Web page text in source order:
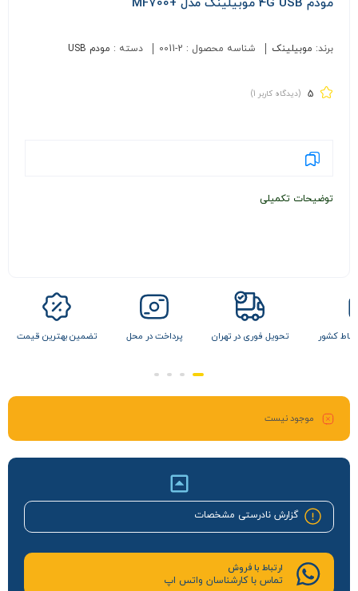
مودم 4G USB موبیلینک مدل +MF700
برند: موبیلینک شناسه محصول : 0011-2 دسته : مودم USB
5 (دیدگاه کاربر 1
)
توضیحات تکمیلی
نقاط کشور تحویل فوری در تهران پرداخت در محل تضمین بهترین قیمت
موجود نیست
گزارش نادرستی مشخصات
ارتباط با فروش
تماس با کارشناسان واتس اپ